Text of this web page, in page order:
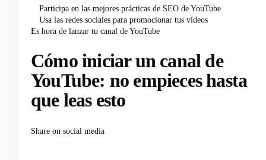
Participa en las mejores prácticas de SEO de YouTube
Usa las redes sociales para promocionar tus vídeos
Es hora de lanzar tu canal de YouTube
Cómo iniciar un canal de
YouTube: no empieces hasta
que leas esto
Share on social media